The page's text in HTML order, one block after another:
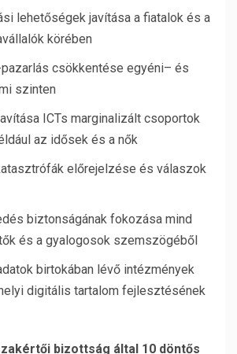
lehetőségek javítása a fiatalok és a
körében
csökkentése egyéni– és
szinten
ICTs marginalizált csoportok
az idősek és a nők
előrejelzése és válaszok
biztonságának fokozása mind
és a gyalogosok szemszögéből
birtokában lévő intézmények
digitális tartalom fejlesztésének
bizottság által 10 döntős